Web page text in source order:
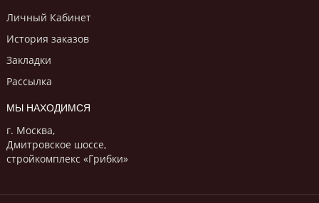
Личный Кабинет
История заказов
Закладки
Рассылка
МЫ НАХОДИМСЯ
г. Москва,
Дмитровское шоссе,
стройкомплекс «Грибки»